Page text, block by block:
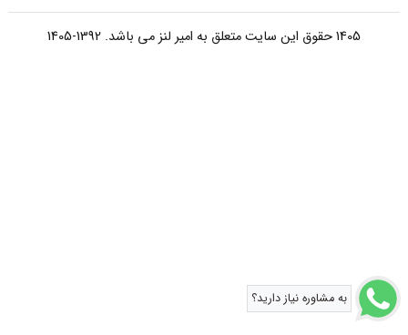
1405 حقوق این سایت متعلق به امیر لنز می باشد. 1392-1405
به مشاوره نیاز دارید؟